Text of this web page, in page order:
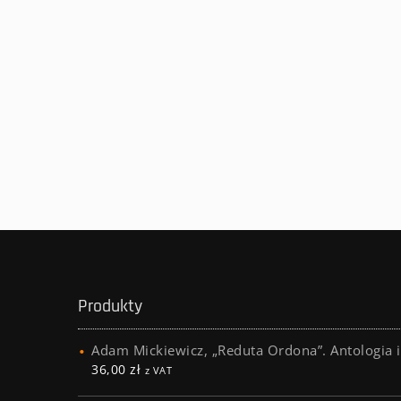
Produkty
Adam Mickiewicz, „Reduta Ordona”.
36,00 zł z VAT